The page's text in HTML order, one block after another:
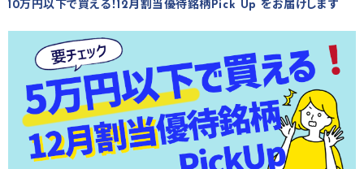
10万円以下で買える！12月割当優待銘柄Pick Up をお届けします